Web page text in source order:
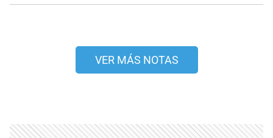
VER MÁS NOTAS